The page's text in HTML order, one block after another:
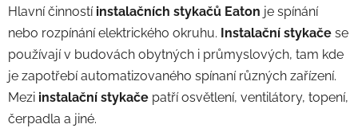
Hlavní činností instalačních stykačů Eaton je spínání
nebo rozpínání elektrického okruhu. Instalační stykače se
používají v budovách obytných i průmyslových, tam kde
je zapotřebí automatizovaného spínaní různých zařízení.
Mezi instalační stykače patří osvětlení, ventilátory, topení,
čerpadla a jiné.